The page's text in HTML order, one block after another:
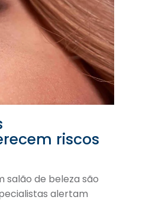
riscos
salão de beleza são
alertam